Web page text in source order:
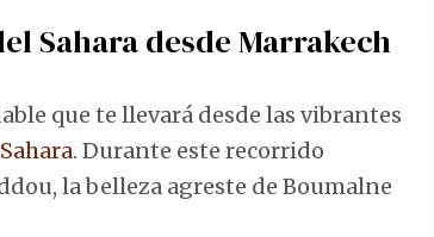
Sahara desde Marrakech
que te llevará desde las vibrantes
. Durante este recorrido
la belleza agreste de Boumalne